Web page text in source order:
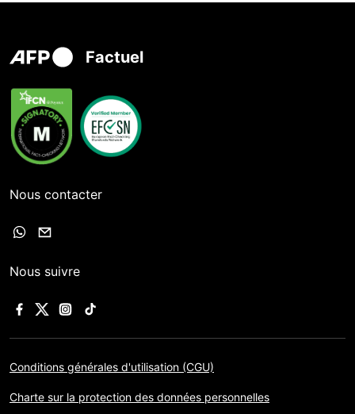
Factuel
Nous contacter
Nous suivre
Conditions générales d'utilisation (CGU)
Charte sur la protection des données personnelles